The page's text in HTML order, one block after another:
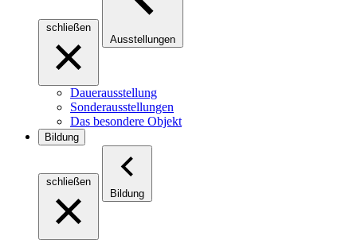
schließen
Ausstellungen
Dauerausstellung
Sonderausstellungen
Das besondere Objekt
Bildung
schließen
Bildung